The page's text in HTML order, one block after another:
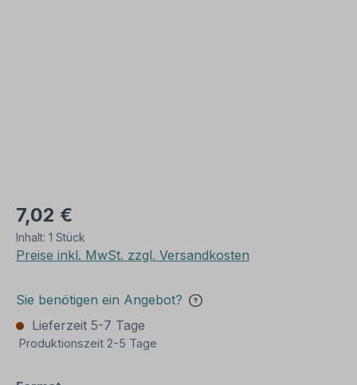
7,02 €
Inhalt: 1 Stück
Preise inkl. MwSt. zzgl. Versandkosten
Sie benötigen ein Angebot?
Lieferzeit 5-7 Tage
Produktionszeit 2-5 Tage